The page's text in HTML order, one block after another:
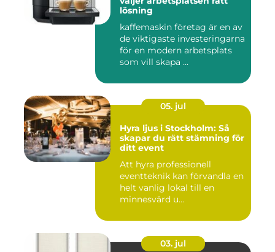
lösning
kaffemaskin företag är en av
de viktigaste investeringarna
för en modern arbetsplats
som vill skapa ...
05. jul
Hyra ljus i Stockholm: Så
skapar du rätt stämning för
ditt event
Att hyra professionell
eventteknik kan förvandla en
helt vanlig lokal till en
minnesvärd u...
03. jul